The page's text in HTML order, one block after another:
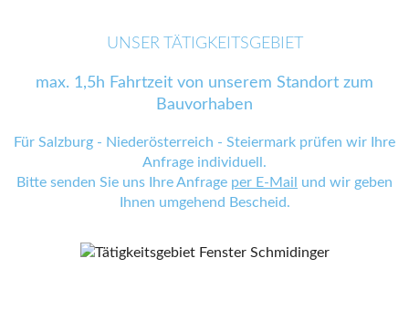
UNSER TÄTIGKEITSGEBIET
max. 1,5h Fahrtzeit von unserem Standort zum
Bauvorhaben
Für Salzburg - Niederösterreich - Steiermark prüfen wir Ihre
Anfrage individuell.
Bitte senden Sie uns Ihre Anfrage per E-Mail
und wir geben
Ihnen umgehend Bescheid.